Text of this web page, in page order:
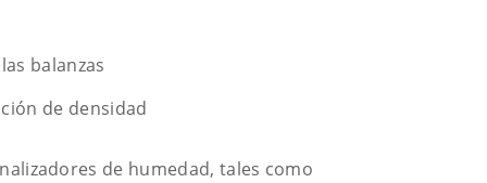
balanzas
de densidad
de humedad, tales como